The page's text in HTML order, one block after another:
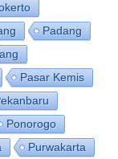
Padang
Pasar Kemis
Ponorogo
Purwakarta